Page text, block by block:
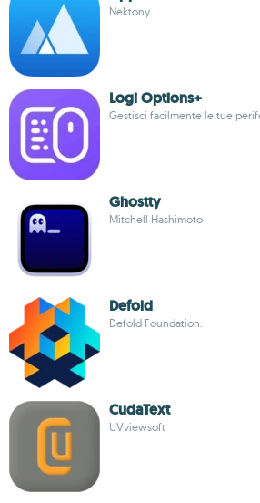
Nektony
Logi Options+
Gestisci facilmente le tue
Ghostty
Mitchell Hashimoto
Defold
Defold Foundation.
CudaText
UVviewsoft